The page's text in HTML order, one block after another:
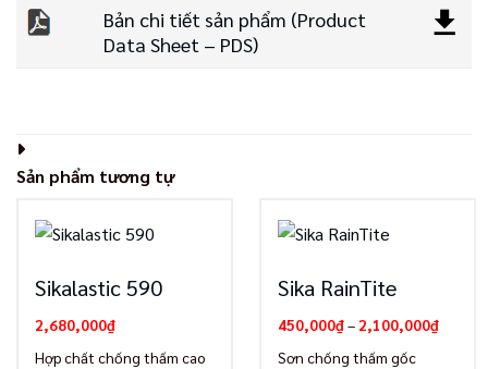
Bản chi tiết sản phẩm (Product
Data Sheet – PDS)
Sản phẩm tương tự
Sikalastic 590
2,680,000₫
Hợp chất chống thấm cao
Sika RainTite
450,000₫– 2,100,000₫Khoảng
giá:
Sơn chống thấm gốc